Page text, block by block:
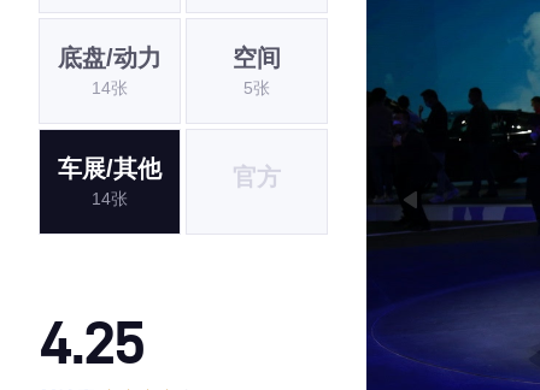
底盘/动力
14张
空间
5张
车展/其他
14张
官方
4.25